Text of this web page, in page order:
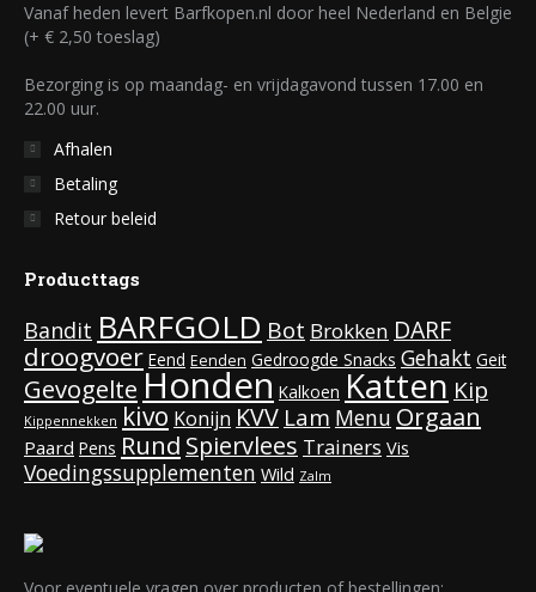
Vanaf heden levert Barfkopen.nl door heel Nederland en Belgie
(+ € 2,50 toeslag)
Bezorging is op maandag- en vrijdagavond tussen 17.00 en
22.00 uur.
Afhalen
Betaling
Retour beleid
Producttags
Bandit BARFGOLD Bot Brokken DARF
droogvoer Eend Eenden Gedroogde Snacks Gehakt Geit
GevogelteHonden Kalkoen Katten Kip
Kippennekken kivo Konijn KVV Lam Menu Orgaan
Paard Pens Rund Spiervlees Trainers Vis
Voedingssupplementen Wild Zalm